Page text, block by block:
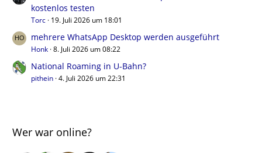
kostenlos testen
Torc 19. Juli 2026 um 18:01
mehrere WhatsApp Desktop werden ausgeführt
Honk 8. Juli 2026 um 08:22
National Roaming in U-Bahn?
pithein 4. Juli 2026 um 22:31
Wer war online?